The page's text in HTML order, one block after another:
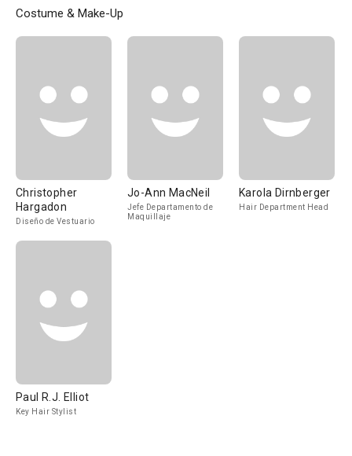
Costume & Make-Up
Christopher
Hargadon
Diseño de Vestuario
Jo-Ann MacNeil
Jefe Departamento de
Maquillaje
Karola Dirnberger
Hair Department Head
Paul R.J. Elliot
Key Hair Stylist